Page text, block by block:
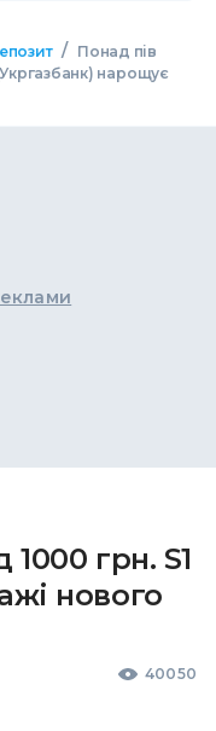
/ Понад пів
нарощує
1000 грн. S1
нового
40050